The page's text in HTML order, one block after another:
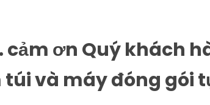
cảm ơn Quý khách
và máy đóng gói